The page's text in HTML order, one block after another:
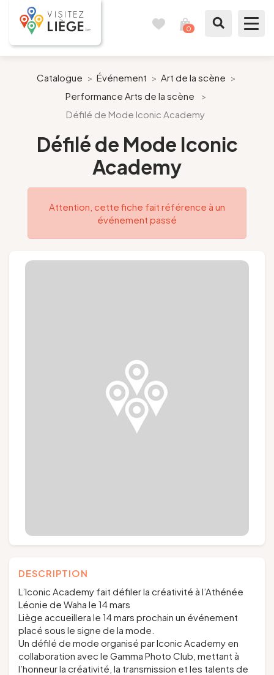
0
Comme un Liégeois
Préparer mon séjour
Pays de Liège
Presse
Catalogue > Événement > Art de la scène >
Performance Arts de la scène
>
Défilé de Mode Iconic Academy
Défilé de Mode Iconic
Academy
Attention, cette fiche fait référence à un
événement passé
DESCRIPTION
L’Iconic Academy fait défiler la créativité à l’Athénée
Léonie de Waha le 14 mars
Liège accueillera le 14 mars prochain un événement
placé sous le signe de la mode.
Un défilé de mode organisé par Iconic Academy en
collaboration avec le Gamma Photo Club, mettant à
l’honneur la créativité, la transmission et les talents de